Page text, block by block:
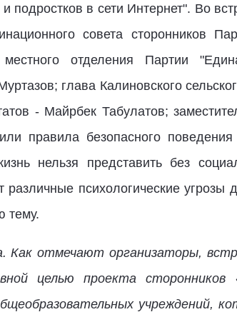
подростков в сети Интернет". Во
совета сторонников
отделения Партии
глава Калиновского
- Майрбек Табулатов;
правила безопасного
нельзя представить без
психологические угрозы
тему.
Как отмечают организаторы,
целью проекта сторонников
учреждений,